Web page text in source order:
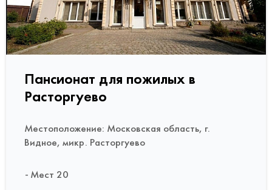
Пансионат для пожилых в
Расторгуево
Местоположение: Московская область, г.
Видное, микр. Расторгуево
Мест 20